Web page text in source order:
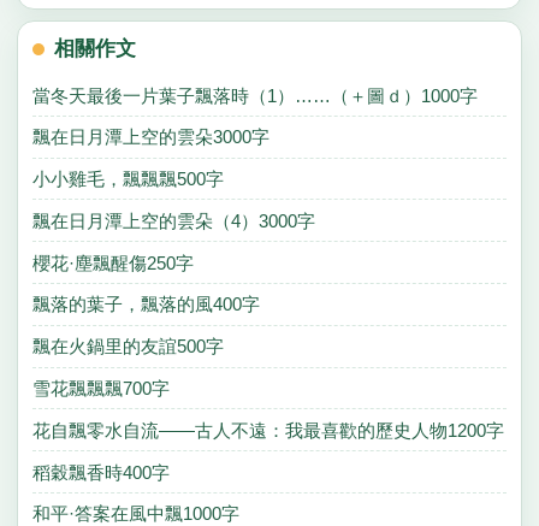
相關作文
當冬天最後一片葉子飄落時（1）……（＋圖ｄ）1000字
飄在日月潭上空的雲朵3000字
小小雞毛，飄飄飄500字
飄在日月潭上空的雲朵（4）3000字
櫻花·塵飄醒傷250字
飄落的葉子，飄落的風400字
飄在火鍋里的友誼500字
雪花飄飄飄700字
花自飄零水自流——古人不遠：我最喜歡的歷史人物1200字
稻穀飄香時400字
和平·答案在風中飄1000字